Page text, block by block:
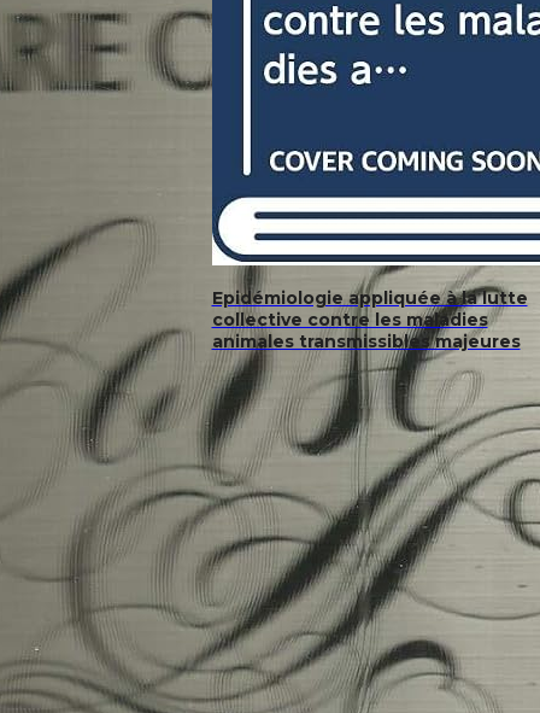
Epidémiologie appliquée à la lutte
collective contre les maladies
animales transmissibles majeures